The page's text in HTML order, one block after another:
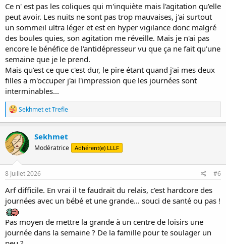
Plein de bébés ont des coliques, si ça se trouve ça n'a rien à voir ? Je
comprends l'affreux doute qui te traverse
mais je pense que
ta santé mentale est préférable et que tu continues le traitement.
Tu connais les techniques pour les coliques ? Massages, portage...
Tu arrives à avoir des nuits correctes malgré ça ?
Ce n' est pas les coliques qui m'inquiète mais l'agitation qu'elle
peut avoir. Les nuits ne sont pas trop mauvaises, j'ai surtout
un sommeil ultra léger et est en hyper vigilance donc malgré
des boules quies, son agitation me réveille. Mais je n'ai pas
encore le bénéfice de l'antidépresseur vu que ça ne fait qu'une
semaine que je le prend.
Mais qu'est ce que c'est dur, le pire étant quand j'ai mes deux
filles a m'occuper j'ai l'impression que les journées sont
interminables...
R
é
a
c
t
i
o
n
s
SekhmetetTrefle
Sekhmet
Modératrice Adhérent(e) LLLF
8 Juillet 2026 #6
Arf difficile. En vrai il te faudrait du relais, c'est hardcore des
journées avec un bébé et une grande... souci de santé ou pas !
Pas moyen de mettre la grande à un centre de loisirs une
journée dans la semaine ? De la famille pour te soulager un